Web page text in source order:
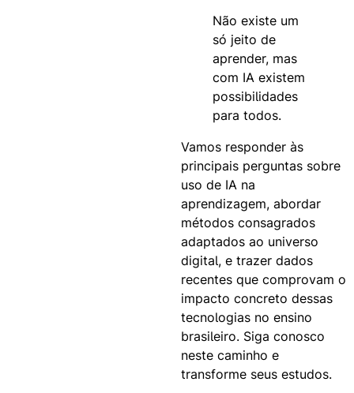
Não existe um
só jeito de
aprender, mas
com IA existem
possibilidades
para todos.
Vamos responder às
principais perguntas sobre
uso de IA na
aprendizagem, abordar
métodos consagrados
adaptados ao universo
digital, e trazer dados
recentes que comprovam o
impacto concreto dessas
tecnologias no ensino
brasileiro. Siga conosco
neste caminho e
transforme seus estudos.